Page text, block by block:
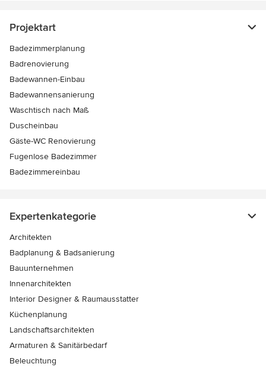
Projektart
Badezimmerplanung
Badrenovierung
Badewannen-Einbau
Badewannensanierung
Waschtisch nach Maß
Duscheinbau
Gäste-WC Renovierung
Fugenlose Badezimmer
Badezimmereinbau
Expertenkategorie
Architekten
Badplanung & Badsanierung
Bauunternehmen
Innenarchitekten
Interior Designer & Raumausstatter
Küchenplanung
Landschaftsarchitekten
Armaturen & Sanitärbedarf
Beleuchtung